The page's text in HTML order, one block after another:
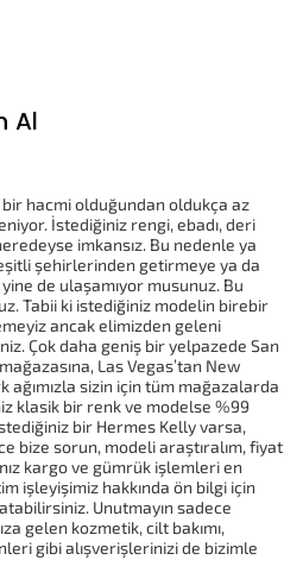
Al
hacmi olduğundan oldukça az
İstediğiniz rengi, ebadı, deri
imkansız. Bu nedenle ya
şehirlerinden getirmeye ya da
de ulaşamıyor musunuz. Bu
Tabii ki istediğiniz modelin birebir
ancak elimizden geleni
Çok daha geniş bir yelpazede San
Las Vegas’tan New
ağımızla sizin için tüm mağazalarda
klasik bir renk ve modelse %99
bir Hermes Kelly varsa,
bize sorun, modeli araştıralım, fiyat
kargo ve gümrük işlemleri en
işleyişimiz hakkında ön bilgi için
Unutmayın sadece
gelen kozmetik, cilt bakımı,
gibi alışverişlerinizi de bizimle